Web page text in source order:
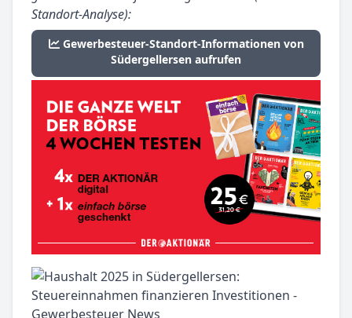
Standort-Analyse):
Gewerbesteuer-Standort-Informationen von
Südergellersen aufrufen